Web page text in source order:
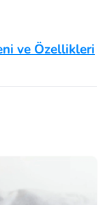
ve Özellikleri